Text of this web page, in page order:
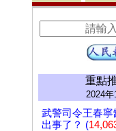
重點
2024年
武警司令王春
出事了？ (